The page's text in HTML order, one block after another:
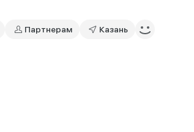
Партнерам Казань